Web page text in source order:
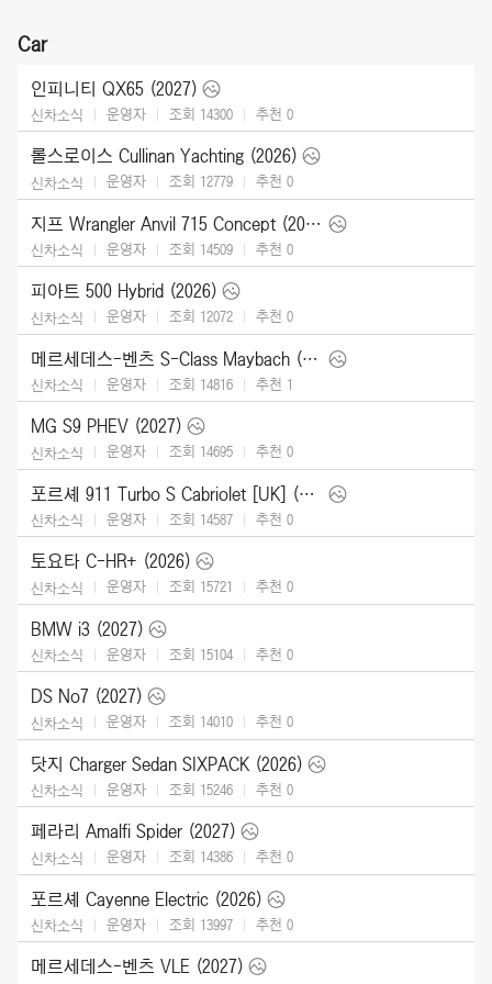
Car
인피니티 QX65 (2027)
신차소식 운영자 조회 14300 추천 0
롤스로이스 Cullinan Yachting (2026)
신차소식 운영자 조회 12779 추천 0
지프 Wrangler Anvil 715 Concept (2026)
신차소식 운영자 조회 14509 추천 0
피아트 500 Hybrid (2026)
신차소식 운영자 조회 12072 추천 0
메르세데스-벤츠 S-Class Maybach (2027)
신차소식 운영자 조회 14816 추천 1
MG S9 PHEV (2027)
신차소식 운영자 조회 14695 추천 0
포르셰 911 Turbo S Cabriolet [UK] (2026)
신차소식 운영자 조회 14587 추천 0
토요타 C-HR+ (2026)
신차소식 운영자 조회 15721 추천 0
BMW i3 (2027)
신차소식 운영자 조회 15104 추천 0
DS No7 (2027)
신차소식 운영자 조회 14010 추천 0
닷지 Charger Sedan SIXPACK (2026)
신차소식 운영자 조회 15246 추천 0
페라리 Amalfi Spider (2027)
신차소식 운영자 조회 14386 추천 0
포르셰 Cayenne Electric (2026)
신차소식 운영자 조회 13997 추천 0
메르세데스-벤츠 VLE (2027)